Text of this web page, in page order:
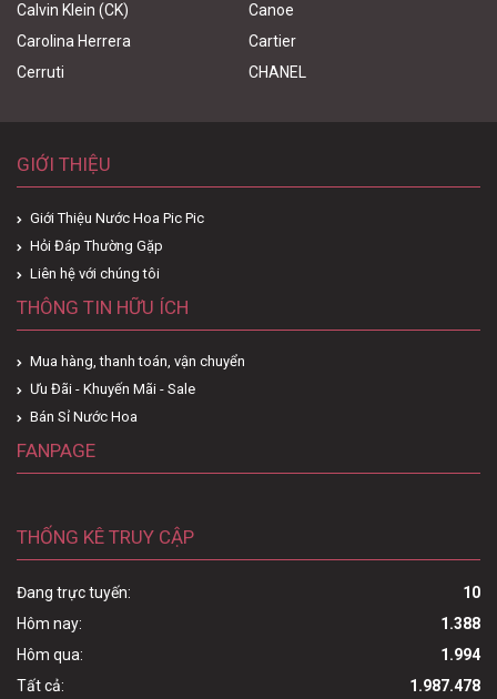
Calvin Klein (CK)
Canoe
Carolina Herrera
Cartier
Cerruti
CHANEL
GIỚI THIỆU
Giới Thiệu Nước Hoa Pic Pic
Hỏi Đáp Thường Gặp
Liên hệ với chúng tôi
THÔNG TIN HỮU ÍCH
Mua hàng, thanh toán, vận chuyển
Ưu Đãi - Khuyến Mãi - Sale
Bán Sỉ Nước Hoa
FANPAGE
THỐNG KÊ TRUY CẬP
Đang trực tuyến:
10
Hôm nay:
1.388
Hôm qua:
1.994
Tất cả:
1.987.478